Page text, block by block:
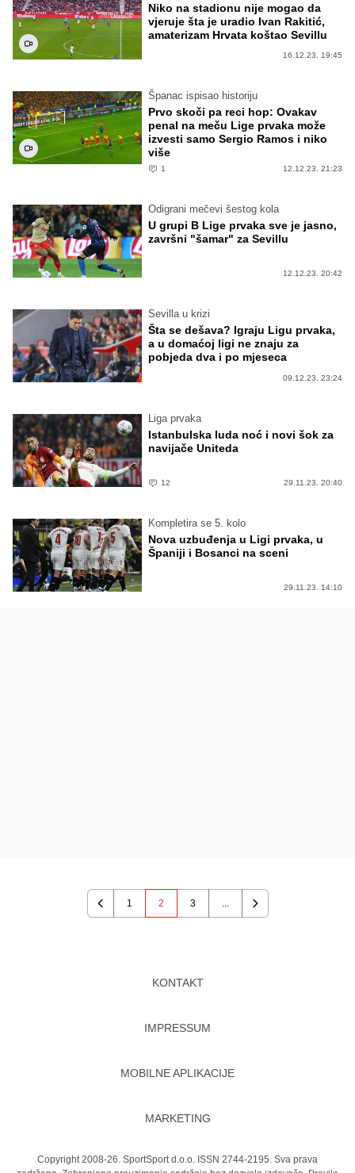
Niko na stadionu nije mogao da
vjeruje šta je uradio Ivan Rakitić,
amaterizam Hrvata koštao Sevillu
16.12.23. 19:45
Španac ispisao historiju
Prvo skoči pa reci hop: Ovakav
penal na meču Lige prvaka može
izvesti samo Sergio Ramos i niko
više
1 12.12.23. 21:23
Odigrani mečevi šestog kola
U grupi B Lige prvaka sve je jasno,
završni "šamar" za Sevillu
12.12.23. 20:42
Sevilla u krizi
Šta se dešava? Igraju Ligu prvaka,
a u domaćoj ligi ne znaju za
pobjeda dva i po mjeseca
09.12.23. 23:24
Liga prvaka
Istanbulska luda noć i novi šok za
navijače Uniteda
12 29.11.23. 20:40
Kompletira se 5. kolo
Nova uzbuđenja u Ligi prvaka, u
Španiji i Bosanci na sceni
29.11.23. 14:10
Previous
1 2 3 ...
Next
KONTAKT
IMPRESSUM
MOBILNE APLIKACIJE
MARKETING
Copyright 2008-26. SportSport d.o.o. ISSN 2744-2195. Sva prava